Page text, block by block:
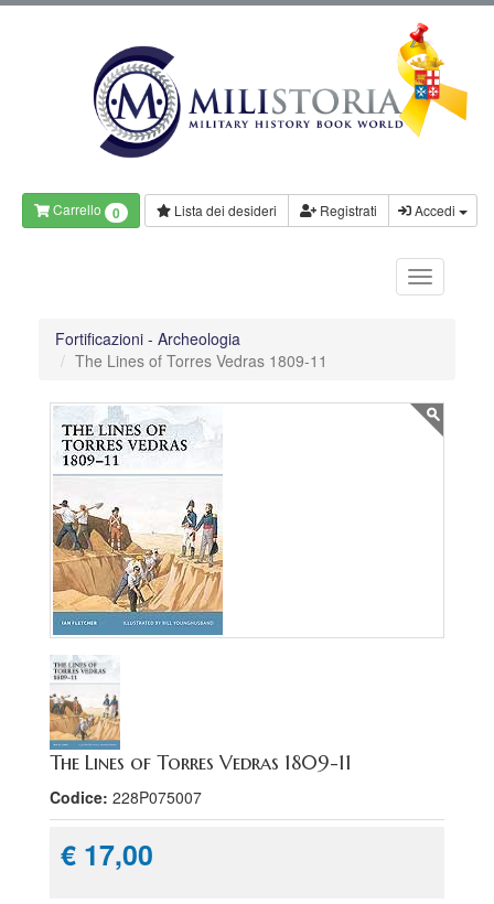
Carrello 0 Lista dei desideri Registrati Accedi
Fortificazioni - Archeologia
The Lines of Torres Vedras 1809-11
The Lines of Torres Vedras 1809-11
Codice: 228P075007
€ 17,00